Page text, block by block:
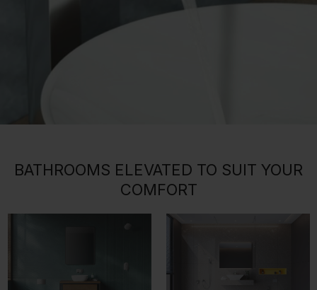
BATHROOMS ELEVATED TO SUIT YOUR
COMFORT